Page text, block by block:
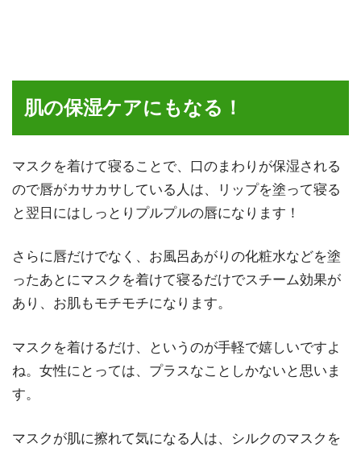
肌の保湿ケアにもなる！
マスクを着けて寝ることで、口のまわりが保湿される
ので唇がカサカサしている人は、リップを塗って寝る
と翌日にはしっとりプルプルの唇になります！
さらに唇だけでなく、お風呂あがりの化粧水などを塗
ったあとにマスクを着けて寝るだけでスチーム効果が
あり、お肌もモチモチになります。
マスクを着けるだけ、というのが手軽で嬉しいですよ
ね。女性にとっては、プラスなことしかないと思いま
す。
マスクが肌に擦れて気になる人は、シルクのマスクを